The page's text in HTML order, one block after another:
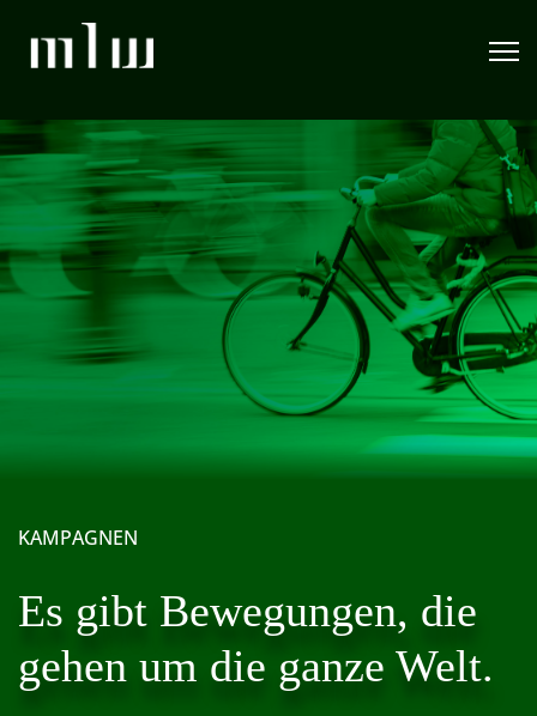
KAMPAGNEN
Es gibt Bewegungen, die
gehen um die ganze Welt.